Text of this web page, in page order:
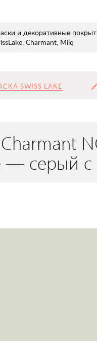
и декоративные
Charmant, Milq
SWISS LAKE
Charmant
— серый с